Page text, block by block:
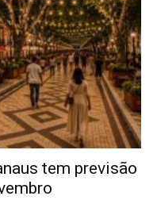
tem previsão